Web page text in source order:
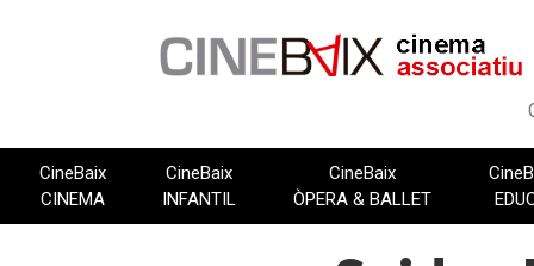
CineBaix
CINEMA
CineBaix
INFANTIL
CineBaix
ÒPERA & BALLET